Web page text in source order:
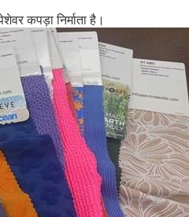
कपड़ा निर्माता है।